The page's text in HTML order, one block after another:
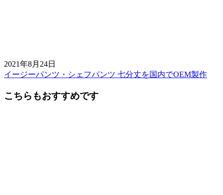
2021年8月24日
前
後
イージーパンツ・シェフパンツ 七分丈を国内でOEM製作
こちらもおすすめです